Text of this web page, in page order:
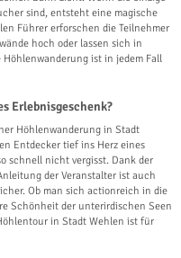
sind, entsteht eine magische
Führer erforschen die Teilnehmer
hoch oder lassen sich in
ist in jedem Fall
Erlebnisgeschenk?
Höhlenwanderung in Stadt
Entdecker tief ins Herz eines
schnell nicht vergisst. Dank der
der Veranstalter ist auch
Ob man sich actionreich in die
Schönheit der unterirdischen Seen
in Stadt Wehlen ist für